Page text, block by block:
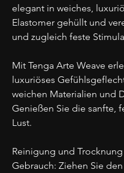
elegant in weiches,
Elastomer gehüllt und
und zugleich feste
Mit Tenga Arte Weave
luxuriöses
weichen Materialien und
Genießen Sie die sanfte,
Lust.
Reinigung und Trocknung
Gebrauch: Ziehen Sie